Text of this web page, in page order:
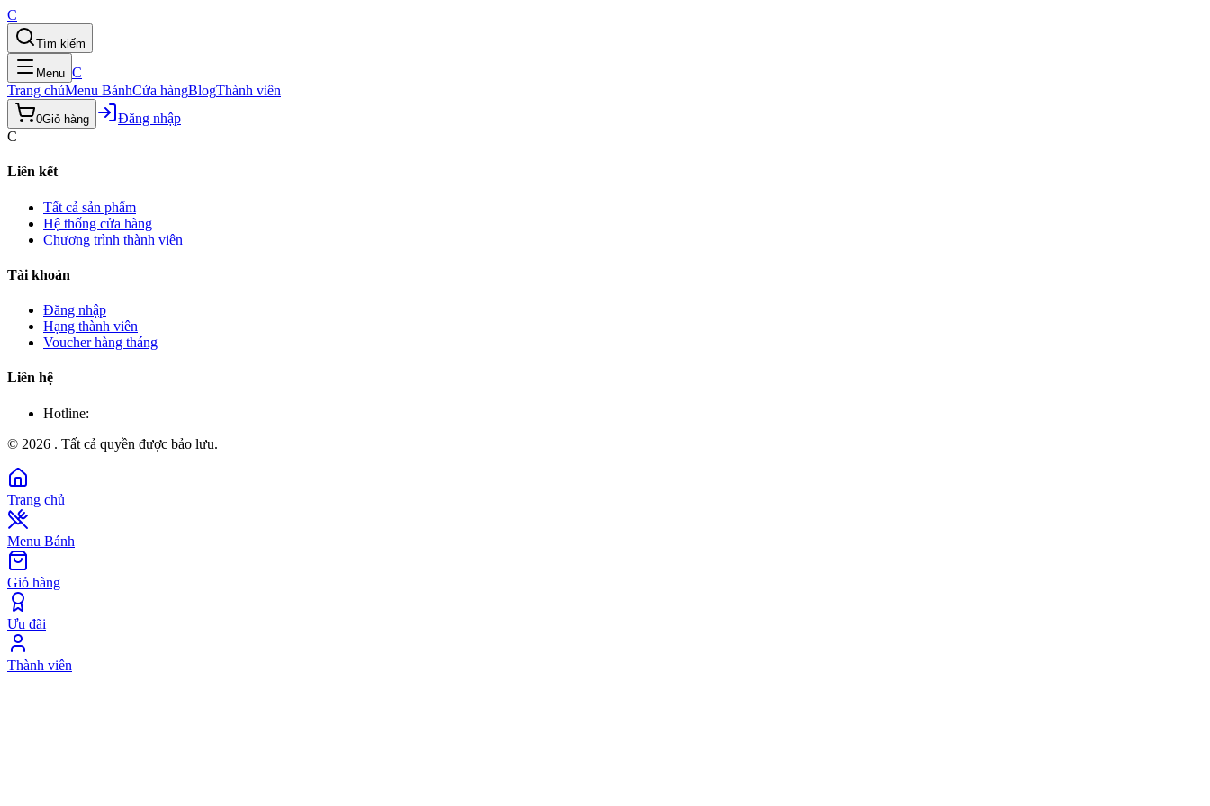
C
Tìm kiếm
Menu C
Trang chủMenu BánhCửa hàngBlogThành viên
0Giỏ hàng
Đăng nhập
C
Liên kết
Tất cả sản phẩm
Hệ thống cửa hàng
Chương trình thành viên
Tài khoản
Đăng nhập
Hạng thành viên
Voucher hàng tháng
Liên hệ
Hotline:
© 2026 . Tất cả quyền được bảo lưu.
Trang chủ
Menu Bánh
Giỏ hàng
Ưu đãi
Thành viên